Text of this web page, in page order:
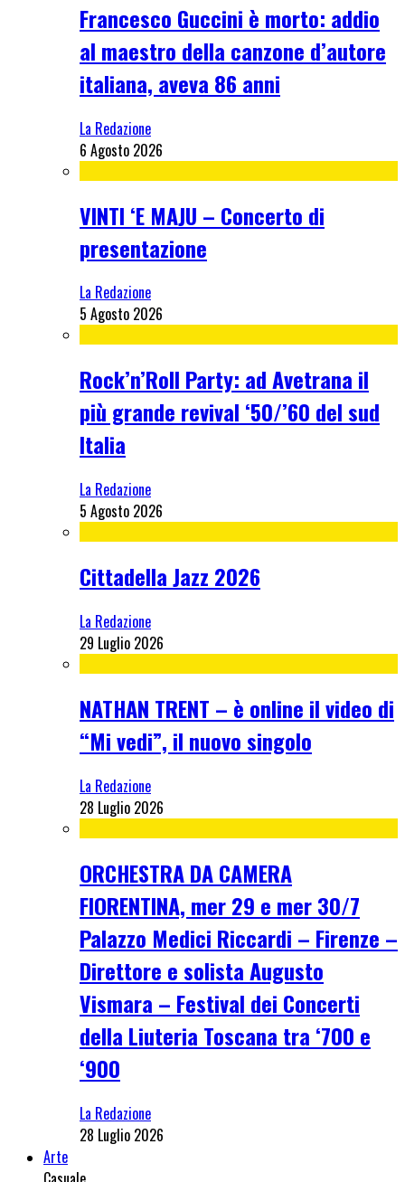
Francesco Guccini è morto: addio
al maestro della canzone d’autore
italiana, aveva 86 anni
La Redazione
6 Agosto 2026
VINTI ‘E MAJU – Concerto di
presentazione
La Redazione
5 Agosto 2026
Rock’n’Roll Party: ad Avetrana il
più grande revival ‘50/’60 del sud
Italia
La Redazione
5 Agosto 2026
Cittadella Jazz 2026
La Redazione
29 Luglio 2026
NATHAN TRENT – è online il video di
“Mi vedi”, il nuovo singolo
La Redazione
28 Luglio 2026
ORCHESTRA DA CAMERA
FIORENTINA, mer 29 e mer 30/7
Palazzo Medici Riccardi – Firenze –
Direttore e solista Augusto
Vismara – Festival dei Concerti
della Liuteria Toscana tra ‘700 e
‘900
La Redazione
28 Luglio 2026
Arte